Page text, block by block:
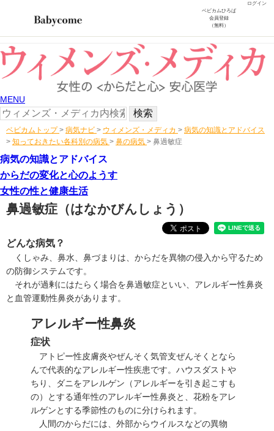
ログイン
ベビカムひろば
会員登録
（無料）
MENU
ベビカムトップ > 病気ナビ > ウィメンズ・メディカ > 病気の知識とアドバイス
> 知っておきたい各科別の病気 > 鼻の病気 > 鼻過敏症
病気の知識とアドバイス
からだの変化と心のようす
女性の性と健康生活
鼻過敏症 （はなかびんしょう）
どんな病気？
くしゃみ、鼻水、鼻づまりは、からだを異物の侵入から守るため
の防御システムです。
それが過剰にはたらく場合を鼻過敏症といい、アレルギー性鼻炎
と血管運動性鼻炎があります。
アレルギー性鼻炎
症状
アトピー性皮膚炎やぜんそく 気管支ぜんそく となら
んで代表的なアレルギー性疾患です。ハウスダストや
ちり、ダニをアレルゲン（アレルギーを引き起こすも
の）とする通年性のアレルギー性鼻炎と、花粉をアレ
ルゲンとする季節性のものに分けられます。
人間のからだには、外部からウイルスなどの異物